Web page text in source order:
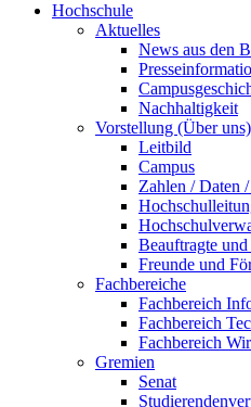
Hochschule
Aktuelles
News aus den
Nachhaltigkeit
Vorstellung (Über uns)
Leitbild
Campus
Zahlen / Daten
Beauftragte
Freunde und
Fachbereiche
Fachbereich
Fachbereich
Fachbereich
Gremien
Senat